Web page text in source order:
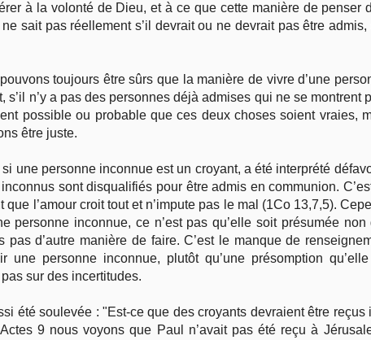
à la volonté de Dieu, et à ce que cette manière de penser
sait pas réellement s’il devrait ou ne devrait pas être admis,
toujours être sûrs que la manière de vivre d’une
s’il n’y a pas des personnes déjà admises qui ne se montrent
possible ou probable que ces deux choses soient vraies,
être juste.
une personne inconnue est un croyant, a été interprété
sont disqualifiés pour être admis en communion.
l’amour croit tout et n’impute pas le mal (1Co 13,7,5).
personne inconnue, ce n’est pas qu’elle soit présumée
d’autre manière de faire. C’est le manque de
personne inconnue, plutôt qu’une présomption
sur des incertitudes.
été soulevée : "Est-ce que des croyants devraient être reçus
9 nous voyons que Paul n’avait pas été reçu à